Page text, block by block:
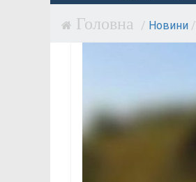
/ Новини /